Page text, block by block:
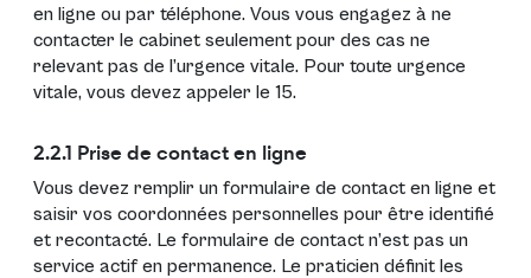
en ligne ou par téléphone. Vous vous engagez à ne
contacter le cabinet seulement pour des cas ne
relevant pas de l’urgence vitale. Pour toute urgence
vitale, vous devez appeler le 15.
2.2.1 Prise de contact en ligne
Vous devez remplir un formulaire de contact en ligne et
saisir vos coordonnées personnelles pour être identifié
et recontacté. Le formulaire de contact n’est pas un
service actif en permanence. Le praticien définit les